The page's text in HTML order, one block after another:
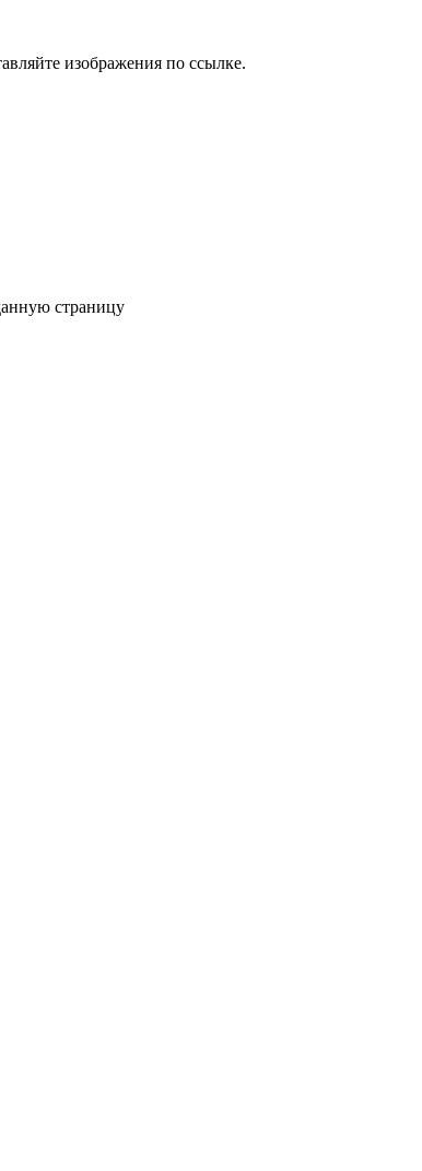
изображения по ссылке.
страницу